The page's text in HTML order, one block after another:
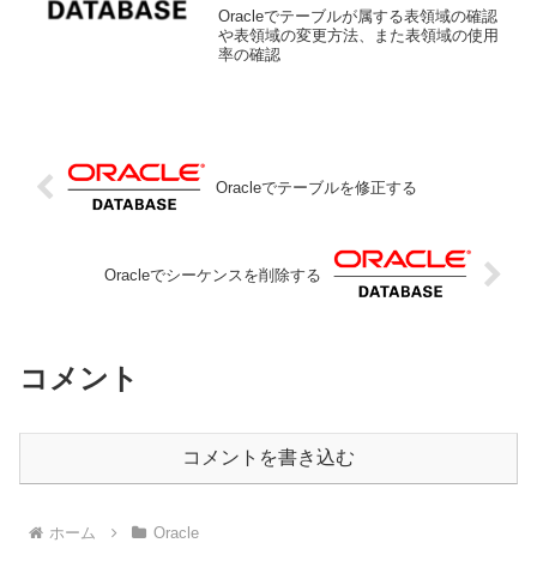
Oracleでテーブルが属する表領域の確認
や表領域の変更方法、また表領域の使用
率の確認
Oracleでテーブルを修正する
Oracleでシーケンスを削除する
コメント
コメントを書き込む
ホーム Oracle